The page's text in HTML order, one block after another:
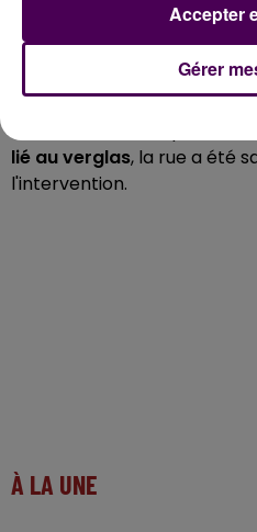
Les sapeurs-pompiers ont
propagation qui aurait été
maison voisine,
commune. Compte tenu
déversée, des températures
lié au verglas, la rue a été
l'intervention.
À LA UNE
Gérer
Accepter